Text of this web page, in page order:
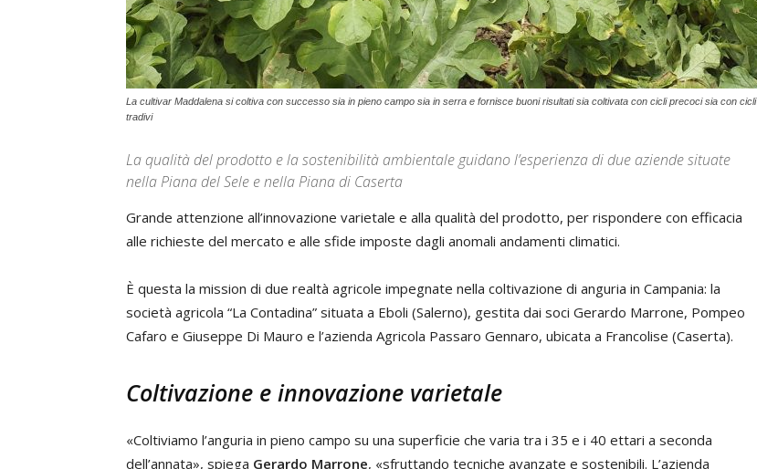
La cultivar Maddalena si coltiva con successo sia in pieno campo sia in serra e fornisce buoni risultati sia coltivata con cicli precoci sia con cicli
tradivi
La qualità del prodotto e la sostenibilità ambientale guidano l’esperienza di due aziende situate
nella Piana del Sele e nella Piana di Caserta
Grande attenzione all’innovazione varietale e alla qualità del prodotto, per rispondere con efficacia
alle richieste del mercato e alle sfide imposte dagli anomali andamenti climatici.
È questa la mission di due realtà agricole impegnate nella coltivazione di anguria in Campania: la
società agricola “La Contadina” situata a Eboli (Salerno), gestita dai soci Gerardo Marrone, Pompeo
Cafaro e Giuseppe Di Mauro e l’azienda Agricola Passaro Gennaro, ubicata a Francolise (Caserta).
Coltivazione e innovazione varietale
«Coltiviamo l’anguria in pieno campo su una superficie che varia tra i 35 e i 40 ettari a seconda
dell’annata», spiega Gerardo Marrone, «sfruttando tecniche avanzate e sostenibili. L’azienda